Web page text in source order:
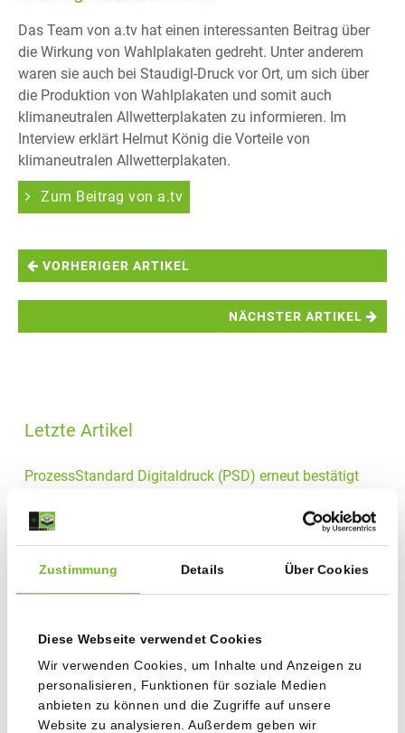
Zustimmung Details Über Cookies
Diese Webseite verwendet Cookies
Wir verwenden Cookies, um Inhalte und Anzeigen zu
personalisieren, Funktionen für soziale Medien
anbieten zu können und die Zugriffe auf unsere
Website zu analysieren. Außerdem geben wir
Das Team von a.tv hat einen interessanten Beitrag über
die Wirkung von Wahlplakaten gedreht. Unter anderem
waren sie auch bei Staudigl-Druck vor Ort, um sich über
die Produktion von Wahlplakaten und somit auch
klimaneutralen Allwetterplakaten zu informieren. Im
Interview erklärt Helmut König die Vorteile von
klimaneutralen Allwetterplakaten.
Zum Beitrag von a.tv
VORHERIGER ARTIKEL
NÄCHSTER ARTIKEL
Letzte Artikel
ProzessStandard Digitaldruck (PSD) erneut bestätigt
Staudigl-Druck erweitert Digitaldruck mit neuer HP-Indigo
26.05.2026
Erneut ITQ-Zertifiziert: Staudigl-Druck bestätigt hohen IT-
Sicherheitsstandard 21.04.2026